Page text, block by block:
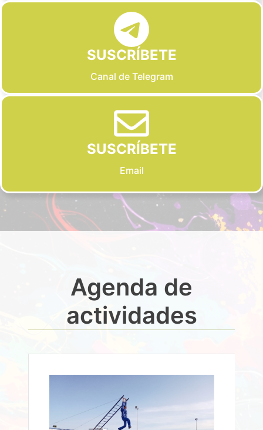
SUSCRÍBETE
Canal de Telegram
SUSCRÍBETE
Email
Agenda de
actividades